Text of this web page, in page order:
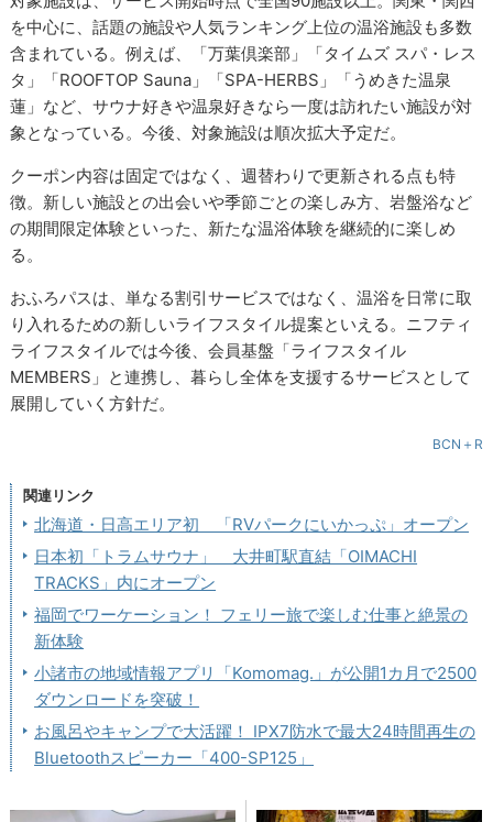
を中心に、話題の施設や人気ランキング上位の温浴施設も多数
含まれている。例えば、「万葉倶楽部」「タイムズ スパ・レス
タ」「ROOFTOP Sauna」「SPA-HERBS」「うめきた温泉
蓮」など、サウナ好きや温泉好きなら一度は訪れたい施設が対
象となっている。今後、対象施設は順次拡大予定だ。
クーポン内容は固定ではなく、週替わりで更新される点も特
徴。新しい施設との出会いや季節ごとの楽しみ方、岩盤浴など
の期間限定体験といった、新たな温浴体験を継続的に楽しめ
る。
おふろパスは、単なる割引サービスではなく、温浴を日常に取
り入れるための新しいライフスタイル提案といえる。ニフティ
ライフスタイルでは今後、会員基盤「ライフスタイル
MEMBERS」と連携し、暮らし全体を支援するサービスとして
展開していく方針だ。
BCN＋R
関連リンク
北海道・日高エリア初 「RVパークにいかっぷ」オープン
日本初「トラムサウナ」 大井町駅直結「OIMACHI
TRACKS」内にオープン
福岡でワーケーション！ フェリー旅で楽しむ仕事と絶景の
新体験
小諸市の地域情報アプリ「Komomag.」が公開1カ月で2500
ダウンロードを突破！
お風呂やキャンプで大活躍！ IPX7防水で最大24時間再生の
Bluetoothスピーカー「400-SP125」